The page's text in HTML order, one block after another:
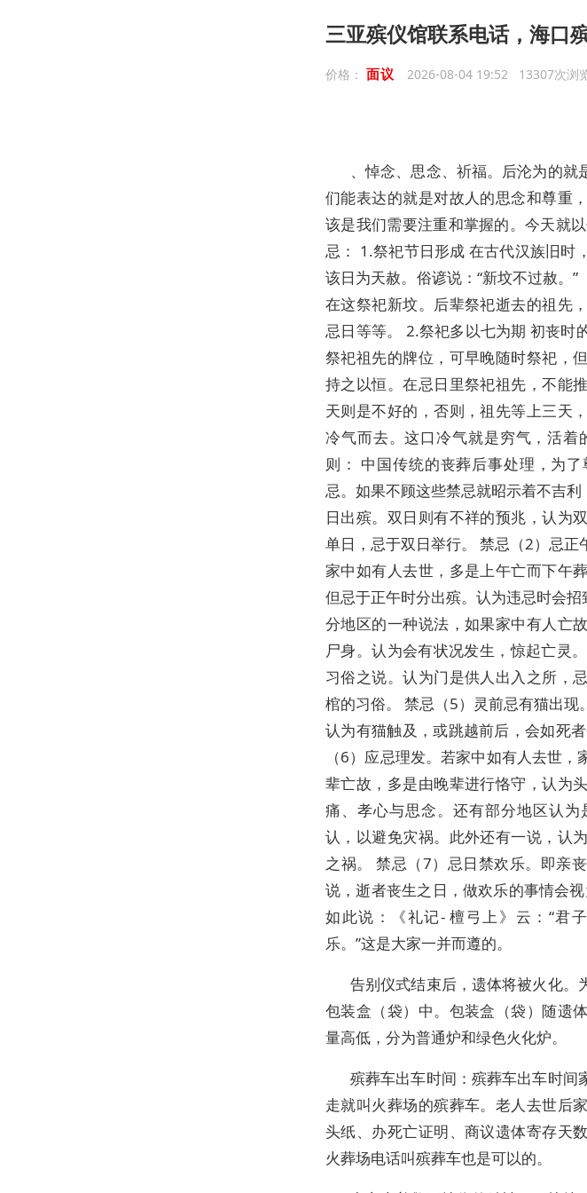
三亚殡仪馆联系电话，海口
价格： 面议 2026-08-04 19:52 13307次浏
、悼念、思念、祈福。后沦为的
们能表达的就是对故人的思念和尊重
该是我们需要注重和掌握的。今天就
忌： 1.祭祀节日形成 在古代汉族旧时
该日为天赦。俗谚说：“新坟不过赦。
在这祭祀新坟。后辈祭祀逝去的祖先
忌日等等。 2.祭祀多以七为期 初丧时
祭祀祖先的牌位，可早晚随时祭祀，
持之以恒。在忌日里祭祀祖先，不能
天则是不好的，否则，祖先等上三天
冷气而去。这口冷气就是穷气，活
则： 中国传统的丧葬后事处理，为
忌。如果不顾这些禁忌就昭示着不吉
日出殡。双日则有不祥的预兆，认为
单日，忌于双日举行。 禁忌（2）忌
家中如有人去世，多是上午亡而下午
但忌于正午时分出殡。认为违忌时会
分地区的一种说法，如果家中有人亡
尸身。认为会有状况发生，惊起亡灵
习俗之说。认为门是供人出入之所，
棺的习俗。 禁忌（5）灵前忌有猫出现
认为有猫触及，或跳越前后，会如死
（6）应忌理发。若家中如有人去世
辈亡故，多是由晚辈进行恪守，认为
痛、孝心与思念。还有部分地区认
认，以避免灾祸。此外还有一说，认
之祸。 禁忌（7）忌日禁欢乐。即亲
说，逝者丧生之日，做欢乐的事情会
如此说：《礼记- 檀弓上》云：“君
乐。”这是大家一并而遵的。
告别仪式结束后，遗体将被火化。
包装盒（袋）中。包装盒（袋）随遗
量高低，分为普通炉和绿色火化炉。
殡葬车出车时间：殡葬车出车时间
走就叫火葬场的殡葬车。老人去世后
头纸、办死亡证明、商议遗体寄存天
火葬场电话叫殡葬车也是可以的。